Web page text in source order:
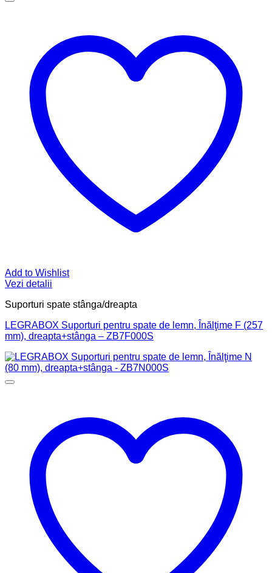
Add to Wishlist
Vezi detalii
Suporturi spate stânga/dreapta
LEGRABOX Suporturi pentru spate de lemn, Înălţime F (257
mm), dreapta+stânga – ZB7F000S